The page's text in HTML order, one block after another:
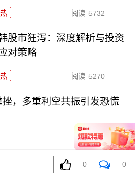
阅读 5732
股市狂泻：深度解析与投资
对策略
阅读 5270
，多重利空共振引发恐慌
阅读 5044 07-16
0 0